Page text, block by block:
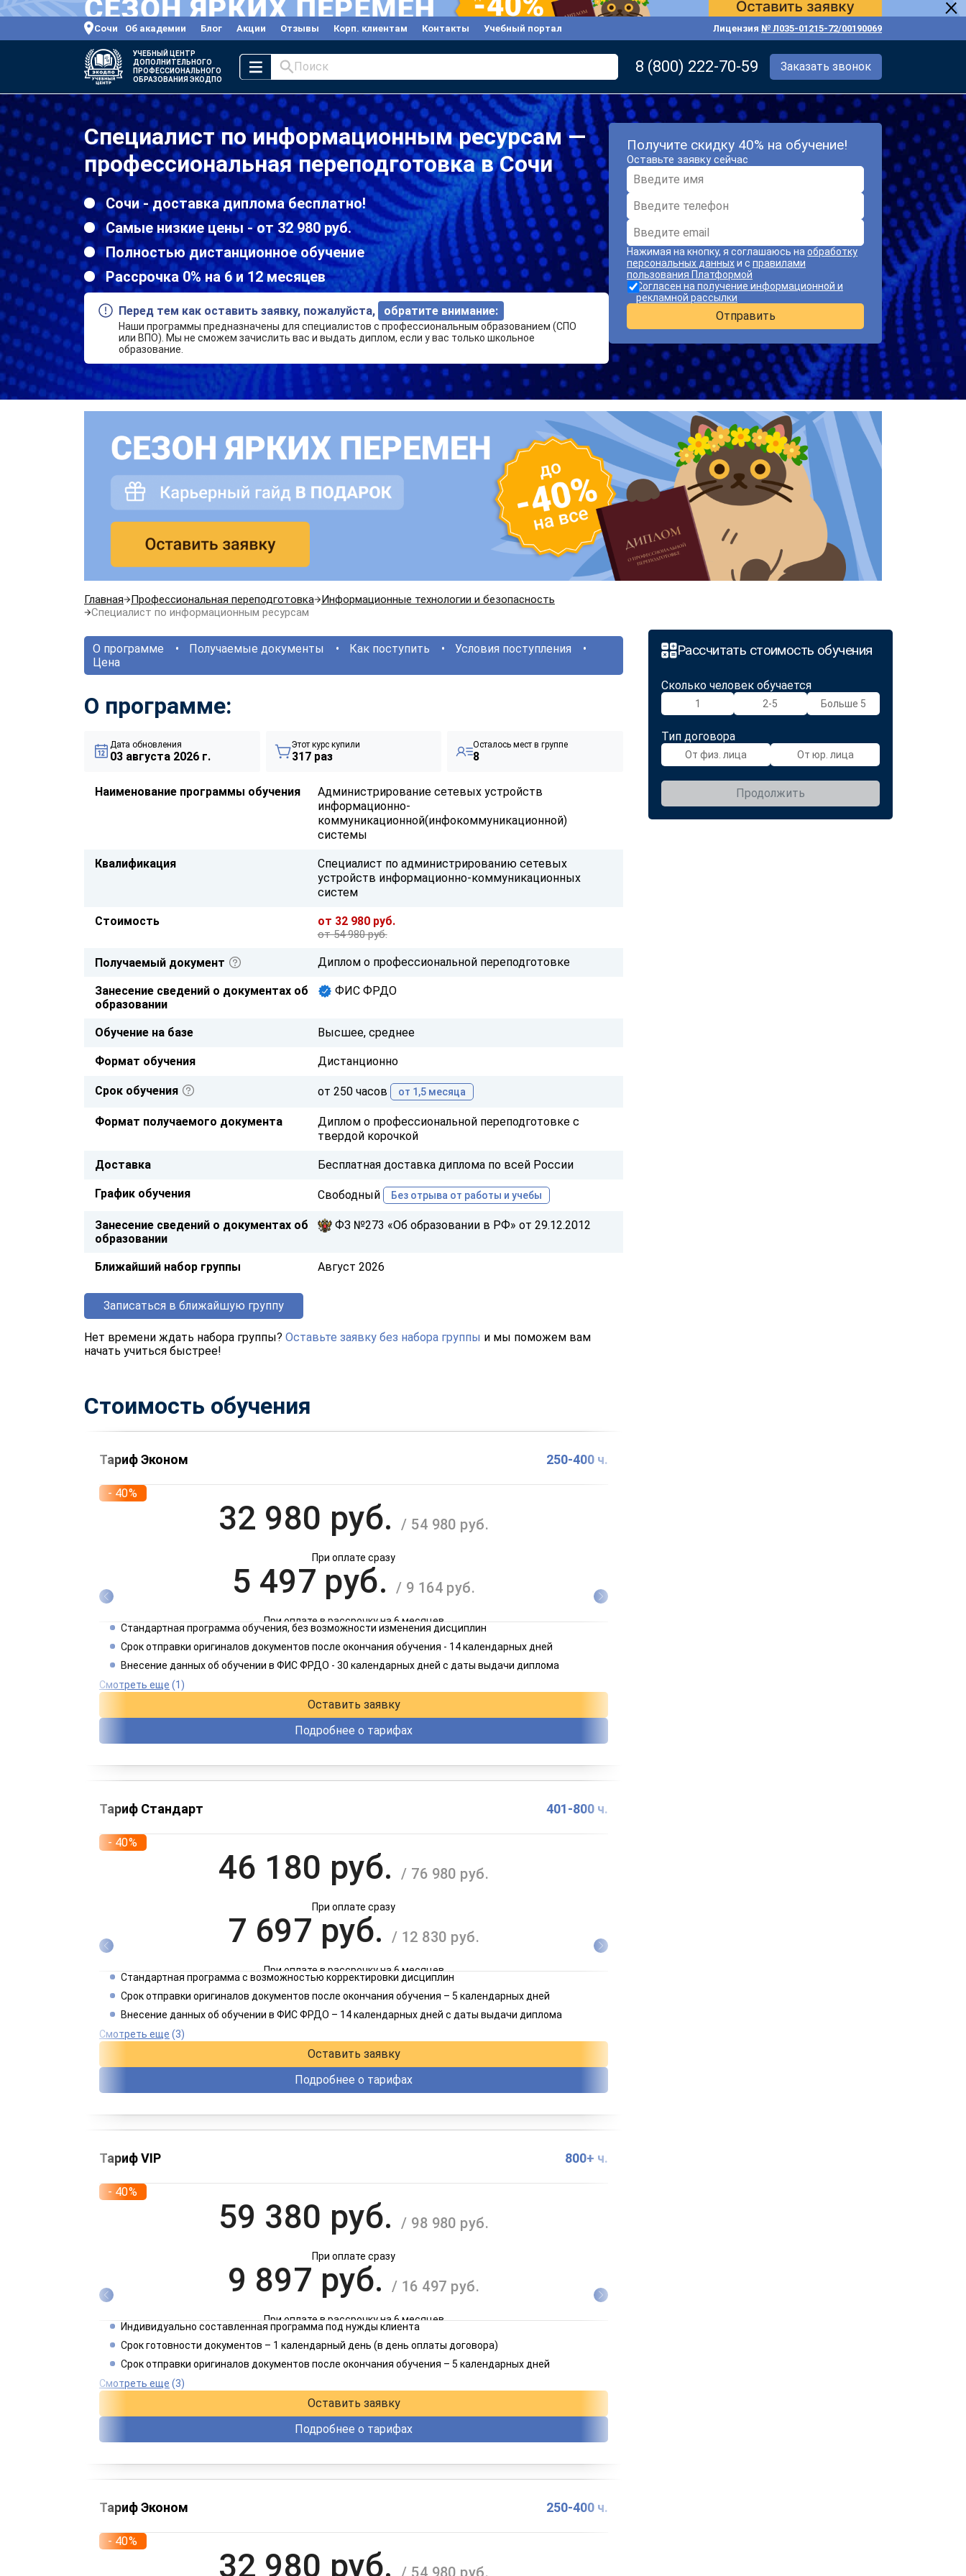
Сочи Об академии Блог Акции Отзывы Корп. клиентам Контакты Учебный портал Лицензия № Л035-01215-72/00190069
УЧЕБНЫЙ ЦЕНТР
ДОПОЛНИТЕЛЬНОГО
ПРОФЕССИОНАЛЬНОГО
ОБРАЗОВАНИЯ ЭКОДПО
Поиск 8 (800) 222-70-59 Заказать звонок
Специалист по информационным ресурсам —
профессиональная переподготовка в Сочи
Сочи - доставка диплома бесплатно!
Самые низкие цены - от 32 980 руб.
Полностью дистанционное обучение
Рассрочка 0% на 6 и 12 месяцев
Перед тем как оставить заявку, пожалуйста, обратите внимание:
Наши программы предназначены для специалистов с профессиональным образованием (СПО
или ВПО). Мы не сможем зачислить вас и выдать диплом, если у вас только школьное
образование.
Получите скидку 40% на обучение!
Оставьте заявку сейчас
Нажимая на кнопку, я соглашаюсь на обработку
персональных данныхи с правилами
пользования Платформой
Согласен на получение информационной и
рекламной рассылки
Отправить
Главная Профессиональная переподготовка
Информационные технологии и безопасность
Специалист по информационным ресурсам
Рассчитать стоимость обучения
Сколько человек обучается
1 2-5 Больше 5
Тип договора
От физ. лица От юр. лица
Продолжить
О программе Получаемые документы Как поступить
Условия поступления
Цена
О программе:
Дата обновления
03 августа 2026 г.
Этот курс купили
317 раз
Осталось мест в группе
8
Наименование программы обучения
Администрирование сетевых устройств
информационно-
коммуникационной(инфокоммуникационной)
системы
Квалификация
Специалист по администрированию сетевых
устройств информационно-коммуникационных
систем
Стоимость от 32 980 руб.
от 54 980 руб.
Получаемый документ Диплом о профессиональной переподготовке
Занесение сведений о документах об
образовании
ФИС ФРДО
Обучение на базе Высшее, среднее
Формат обучения Дистанционно
Срок обучения от 250 часов от 1,5 месяца
Формат получаемого документа
Диплом о профессиональной переподготовке с
твердой корочкой
Доставка Бесплатная доставка диплома по всей России
График обучения Свободный Без отрыва от работы и учебы
Занесение сведений о документах об
образовании
ФЗ №273 «Об образовании в РФ» от 29.12.2012
Ближайший набор группы Август 2026
Записаться в ближайшую группу
Нет времени ждать набора группы? Оставьте заявку без набора группы и мы поможем вам
начать учиться быстрее!
Стоимость обучения
Тариф Эконом 250-400 ч.
- 40%
32 980 руб./ 54 980 руб.
При оплате сразу
5 497 руб. / 9 164 руб.
При оплате в рассрочку на 6 месяцев
2 749 руб./ 4 582 руб.
Стандартная программа обучения, без возможности изменения дисциплин
Срок отправки оригиналов документов после окончания обучения - 14 календарных дней
Внесение данных об обучении в ФИС ФРДО - 30 календарных дней с даты выдачи диплома
Смотреть еще (1)
Оставить заявку
Подробнее о тарифах
Тариф Стандарт 401-800 ч.
- 40%
46 180 руб./ 76 980 руб.
При оплате сразу
7 697 руб./ 12 830 руб.
При оплате в рассрочку на 6 месяцев
3 849 руб./ 6 415 руб.
Стандартная программа с возможностью корректировки дисциплин
Срок отправки оригиналов документов после окончания обучения – 5 календарных дней
Внесение данных об обучении в ФИС ФРДО – 14 календарных дней с даты выдачи диплома
Смотреть еще (3)
Оставить заявку
Подробнее о тарифах
Тариф VIP 800+ ч.
- 40%
59 380 руб./ 98 980 руб.
При оплате сразу
9 897 руб./ 16 497 руб.
При оплате в рассрочку на 6 месяцев
4 949 руб./ 8 249 руб.
Индивидуально составленная программа под нужды клиента
Срок готовности документов – 1 календарный день (в день оплаты договора)
Срок отправки оригиналов документов после окончания обучения – 5 календарных дней
Смотреть еще (3)
Оставить заявку
Подробнее о тарифах
Тариф Эконом 250-400 ч.
- 40%
32 980 руб. / 54 980 руб.